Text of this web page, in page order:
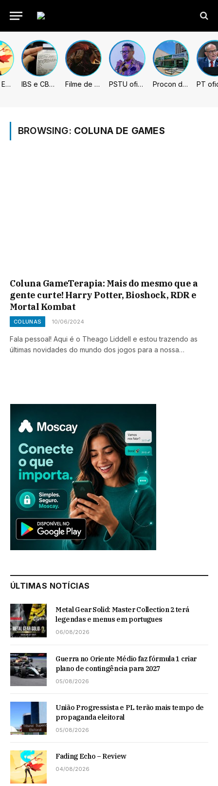
Fading Echo – Review IBS e CBS necessitarão constar nas notas fiscais com início desta 2ª. Entenda Filme de Elden Ring tem gravações concluídas, mas ainda fica longe do lançamento PSTU oficializa Hertz Dias como candidato à Presidência da República Procon de Sumaré promove mutirão de renegociação de dívidas com bancos, empresas e concessionárias
BROWSING: COLUNA DE GAMES
Coluna GameTerapia: Mais do mesmo que a
gente curte! Harry Potter, Bioshock, RDR e
Mortal Kombat
COLUNAS 10/06/2024
Fala pessoal! Aqui é o Theago Liddell e estou trazendo as
últimas novidades do mundo dos jogos para a nossa…
ÚLTIMAS NOTÍCIAS
Metal Gear Solid: Master Collection 2 terá
legendas e menus em portugues
06/08/2026
Guerra no Oriente Médio faz fórmula 1 criar
plano de contingência para 2027
05/08/2026
União Progressista e PL terão mais tempo de
propaganda eleitoral
05/08/2026
Fading Echo – Review
04/08/2026